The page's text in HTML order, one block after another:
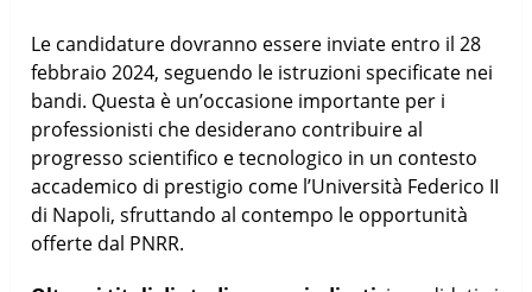
Le candidature dovranno essere inviate entro il 28
febbraio 2024, seguendo le istruzioni specificate nei
bandi. Questa è un’occasione importante per i
professionisti che desiderano contribuire al
progresso scientifico e tecnologico in un contesto
accademico di prestigio come l’Università Federico II
di Napoli, sfruttando al contempo le opportunità
offerte dal PNRR.